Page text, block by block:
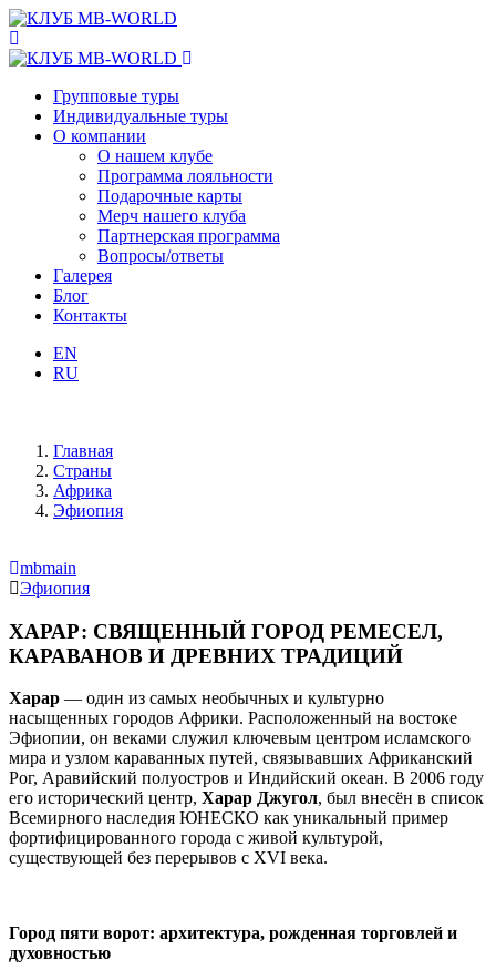
Групповые туры
Индивидуальные туры
О компании
О нашем клубе
Программа лояльности
Подарочные карты
Мерч нашего клуба
Партнерская программа
Вопросы/ответы
Галерея
Блог
Контакты
EN
RU
Главная
Страны
Африка
Эфиопия
mbmain
Эфиопия
ХАРАР: СВЯЩЕННЫЙ ГОРОД РЕМЕСЕЛ,
КАРАВАНОВ И ДРЕВНИХ ТРАДИЦИЙ
Харар — один из самых необычных и культурно
насыщенных городов Африки. Расположенный на востоке
Эфиопии, он веками служил ключевым центром исламского
мира и узлом караванных путей, связывавших Африканский
Рог, Аравийский полуостров и Индийский океан. В 2006 году
его исторический центр, Харар Джугол, был внесён в список
Всемирного наследия ЮНЕСКО как уникальный пример
фортифицированного города с живой культурой,
существующей без перерывов с XVI века.
Город пяти ворот: архитектура, рожденная торговлей и
духовностью